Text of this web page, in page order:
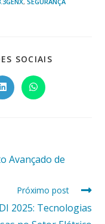
SOCIAIS
Abre
em
Abre
em
Avançado de
Próximo post
2025: Tecnologias